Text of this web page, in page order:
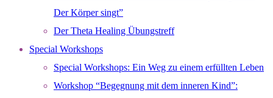
Der Körper singt”
Der Theta Healing Übungstreff
Special Workshops
Special Workshops: Ein Weg zu einem erfüllten Leben
Workshop “Begegnung mit dem inneren Kind”: